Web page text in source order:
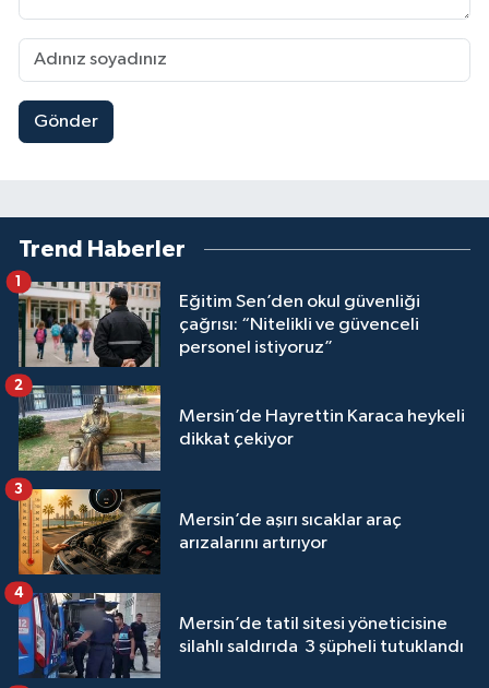
Gönder
Trend Haberler
Eğitim Sen’den okul güvenliği
çağrısı: “Nitelikli ve güvenceli
personel istiyoruz”
1
Mersin’de Hayrettin Karaca heykeli
dikkat çekiyor
2
Mersin’de aşırı sıcaklar araç
arızalarını artırıyor
3
Mersin’de tatil sitesi yöneticisine
silahlı saldırıda 3 şüpheli tutuklandı
4